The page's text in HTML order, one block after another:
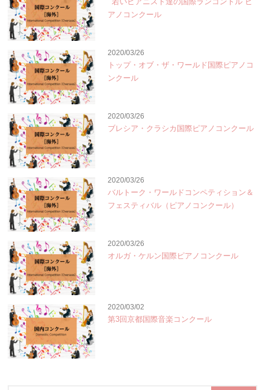
アノコンクール
2020/03/26
トップ・オブ・ザ・ワールド国際ピアノコ
ンクール
2020/03/26
ブレシア・クラシカ国際ピアノコンクール
2020/03/26
バルトーク・ワールドコンペティション＆
フェスティバル（ピアノコンクール）
2020/03/26
オルガ・ケルン国際ピアノコンクール
2020/03/02
第3回京都国際音楽コンクール